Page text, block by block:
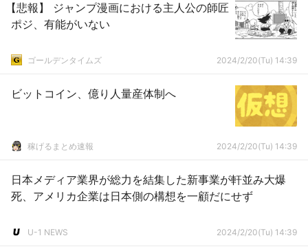
【悲報】 ジャンプ漫画における主人公の師匠
ポジ、有能がいない
ゴールデンタイムズ 2024/2/20(Tu) 14:39
ビットコイン、億り人量産体制へ
稼げるまとめ速報 2024/2/20(Tu) 14:39
日本メディア業界が総力を結集した新事業が軒並み大爆
死、アメリカ企業は日本側の構想を一顧だにせず
U-1 NEWS 2024/2/20(Tu) 14:39